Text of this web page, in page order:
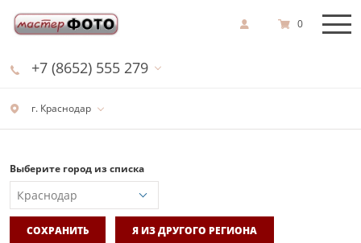
г. Краснодар
+7 (8652) 555 279
0
Выберите город из списка
СОХРАНИТЬ Я ИЗ ДРУГОГО РЕГИОНА